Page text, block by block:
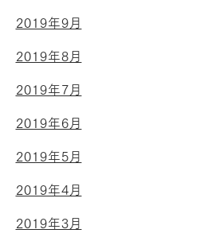
2019年9月
2019年8月
2019年7月
2019年6月
2019年5月
2019年4月
2019年3月